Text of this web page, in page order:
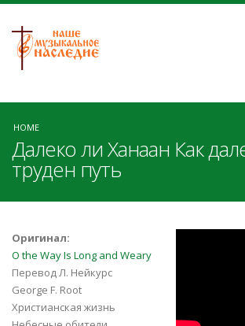
HOME
Далеко ли Ханаан Как
труден путь
Оригинал:
O the Way Is Long and Weary
Перевод Л. Нейкурс
George F. Root
Христианская жизнь